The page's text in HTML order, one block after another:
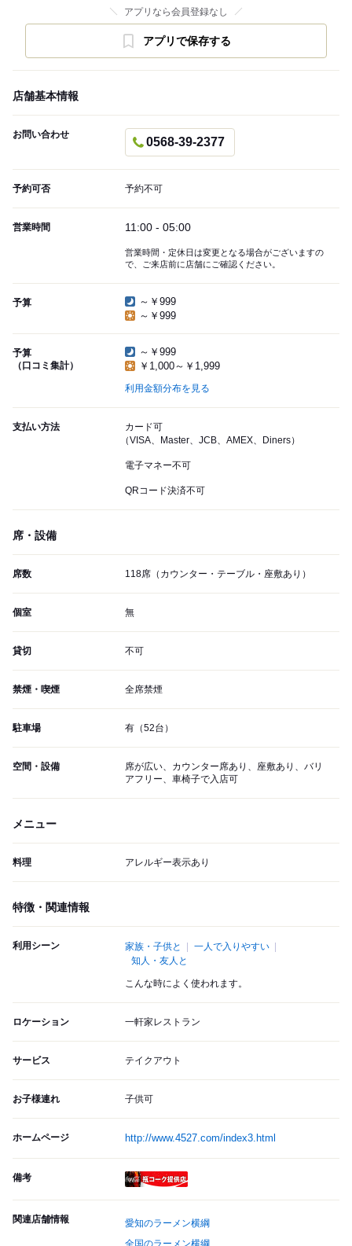
アプリなら会員登録なし
アプリで保存する
店舗基本情報
お問い合わせ
0568-39-2377
予約可否 予約不可
営業時間 11:00 - 05:00
営業時間・定休日は変更となる場合がございますの
で、ご来店前に店舗にご確認ください。
予算
～￥999
～￥999
予算
（口コミ集計）
～￥999
￥1,000～￥1,999
利用金額分布を見る
支払い方法
カード可
（VISA、Master、JCB、AMEX、Diners）
電子マネー不可
QRコード決済不可
席・設備
席数 118席（カウンター・テーブル・座敷あり）
個室 無
貸切 不可
禁煙・喫煙 全席禁煙
駐車場 有（52台）
空間・設備
席が広い、カウンター席あり、座敷あり、バリ
アフリー、車椅子で入店可
メニュー
料理 アレルギー表示あり
特徴・関連情報
利用シーン 家族・子供と
一人で入りやすい
知人・友人と
こんな時によく使われます。
ロケーション 一軒家レストラン
サービス テイクアウト
お子様連れ 子供可
ホームページ http://www.4527.com/index3.html
備考
関連店舗情報
愛知のラーメン横綱